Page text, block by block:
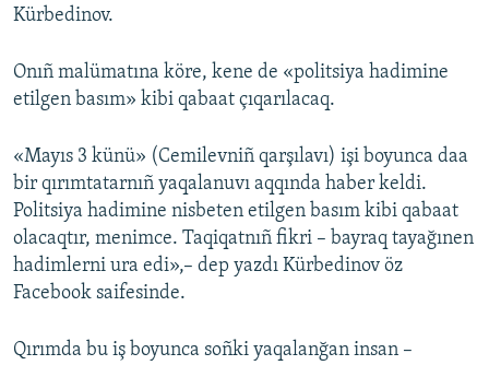
SÜRET
FİKİR
Русский
Українською
QOŞULIÑIZ!
RFE/RS bütün saytları
Kürbedinov.
Onıñ malümatına köre, kene de «politsiya hadimine
etilgen basım» kibi qabaat çıqarılacaq.
«Mayıs 3 künü» (Cemilevniñ qarşılavı) işi boyunca daa
bir qırımtatarnıñ yaqalanuvı aqqında haber keldi.
Politsiya hadimine nisbeten etilgen basım kibi qabaat
olacaqtır, menimce. Taqiqatnıñ fikri – bayraq tayağınen
hadimlerni ura edi»,– dep yazdı Kürbedinov öz
Facebook saifesinde.
Qırımda bu iş boyunca soñki yaqalanğan insan –